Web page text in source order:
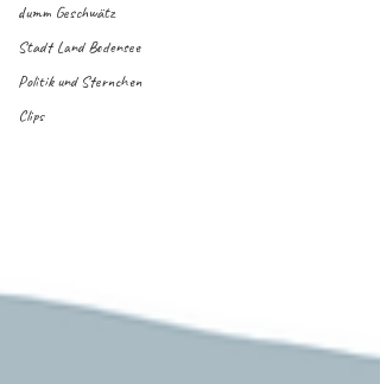
dumm Geschwätz
Stadt Land Bodensee
Politik und Sternchen
Clips